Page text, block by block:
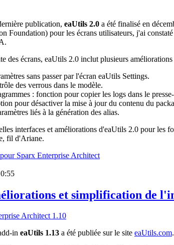
publication, eaUtils 2.0 a été finalisé en
Foundation) pour les écrans utilisateurs, j'ai
des écrans, eaUtils 2.0 inclut plusieurs améliorations
sans passer par l'écran eaUtils Settings.
des verrous dans le modèle.
: fonction pour copier les logs dans le
pour désactiver la mise à jour du contenu du
liés à la génération des alias.
interfaces et améliorations d'eaUtils 2.0 pour les
fil d'Ariane.
Sparx Enterprise Architect
et simplification de
in eaUtils 1.13 a été publiée sur le site eaUtils.com.